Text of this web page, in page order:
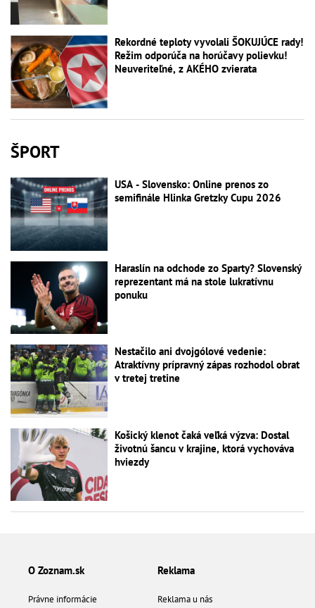
Rekordné teploty vyvolali ŠOKUJÚCE rady!
Režim odporúča na horúčavy polievku!
Neuveriteľné, z AKÉHO zvierata
ŠPORT
USA - Slovensko: Online prenos zo
semifinále Hlinka Gretzky Cupu 2026
Haraslín na odchode zo Sparty? Slovenský
reprezentant má na stole lukratívnu
ponuku
Nestačilo ani dvojgólové vedenie:
Atraktívny prípravný zápas rozhodol obrat
v tretej tretine
Košický klenot čaká veľká výzva: Dostal
životnú šancu v krajine, ktorá vychováva
hviezdy
O Zoznam.sk
Právne informácie
Reklama
Reklama u nás